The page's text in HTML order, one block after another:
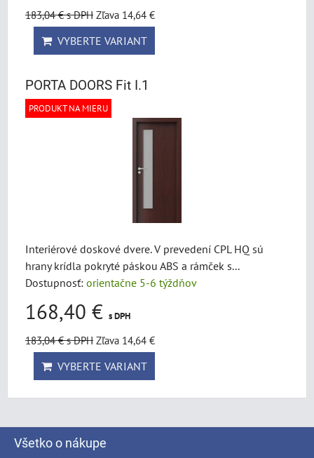
183,04 €s DPH Zľava 14,64 €
VYBERTE VARIANT
PORTA DOORS Fit I.1
PRODUKT NA MIERU
Interiérové doskové dvere. V prevedení CPL HQ sú
hrany krídla pokryté páskou ABS a rámček s...
Dostupnosť: orientačne 5-6 týždňov
168,40 € s DPH
183,04 €s DPH Zľava 14,64 €
VYBERTE VARIANT
Všetko o nákupe